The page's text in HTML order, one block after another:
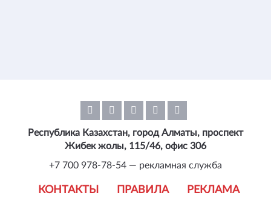
КОНТАКТЫ ПРАВИЛА РЕКЛАМА
Республика Казахстан, город Алматы, проспект
Жибек жолы, 115/46, офис 306
+7 700 978-78-54 — рекламная служба